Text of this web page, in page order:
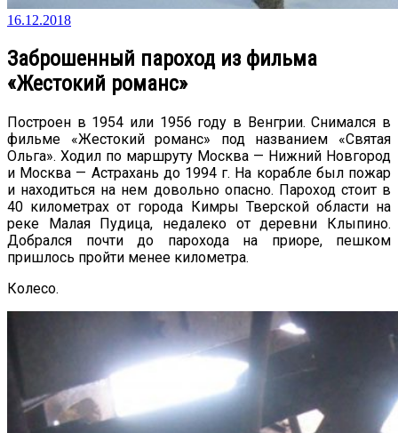
16.12.2018
Заброшенный пароход из фильма
«Жестокий романс»
Построен в 1954 или 1956 году в Венгрии. Снимался в
фильме «Жестокий романс» под названием «Святая
Ольга». Ходил по маршруту Москва — Нижний Новгород
и Москва — Астрахань до 1994 г. На корабле был пожар
и находиться на нем довольно опасно. Пароход стоит в
40 километрах от города Кимры Тверской области на
реке Малая Пудица, недалеко от деревни Клыпино.
Добрался почти до парохода на приоре, пешком
пришлось пройти менее километра.
Колесо.